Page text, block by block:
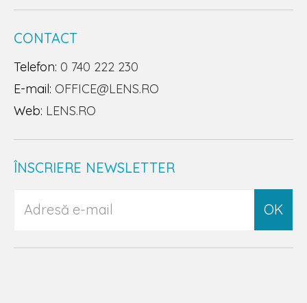
CONTACT
Telefon: 0 740 222 230
E-mail: OFFICE@LENS.RO
Web: LENS.RO
ÎNSCRIERE NEWSLETTER
OK